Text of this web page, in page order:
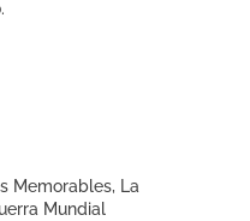
Memorables, La
Mundial